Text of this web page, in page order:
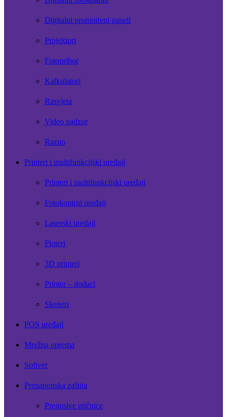
Digitalni promotivni paneli
Projektori
Fotopribor
Kalkulatori
Rasvjeta
Video nadzor
Razno
Printeri i multifunkcijski uređaji
Printeri i multifunkcijski uređaji
Fotokopirni uređaji
Laserski uređaji
Ploteri
3D printeri
Printer – dodaci
Skeneri
POS uređaji
Mrežna oprema
Softver
Prenaponska zaštita
Prenosive utičnice